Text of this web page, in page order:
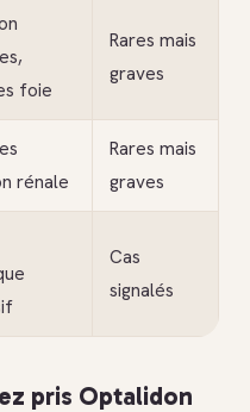
foie
Rares mais
graves
rénale
Rares mais
graves
Cas
signalés
pris Optalidon